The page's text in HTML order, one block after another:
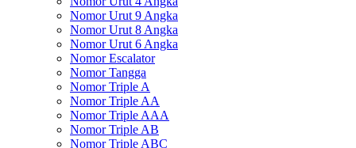
Nomor Urut 9 Angka
Nomor Urut 8 Angka
Nomor Urut 6 Angka
Nomor Escalator
Nomor Tangga
Nomor Triple A
Nomor Triple AA
Nomor Triple AAA
Nomor Triple AB
Nomor Triple ABC